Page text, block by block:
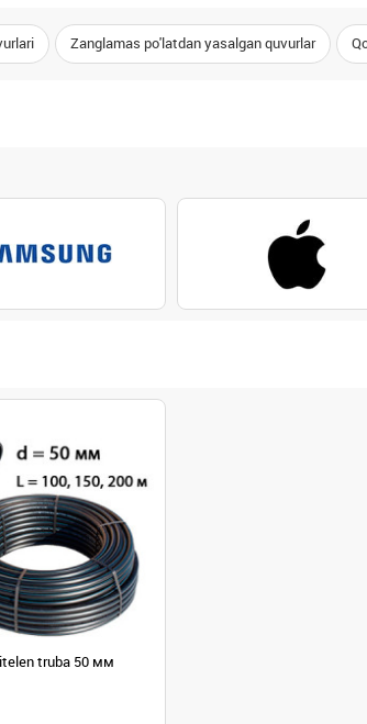
Zanglamas po'latdan yasalgan quvurlar
Politelen truba 50 мм